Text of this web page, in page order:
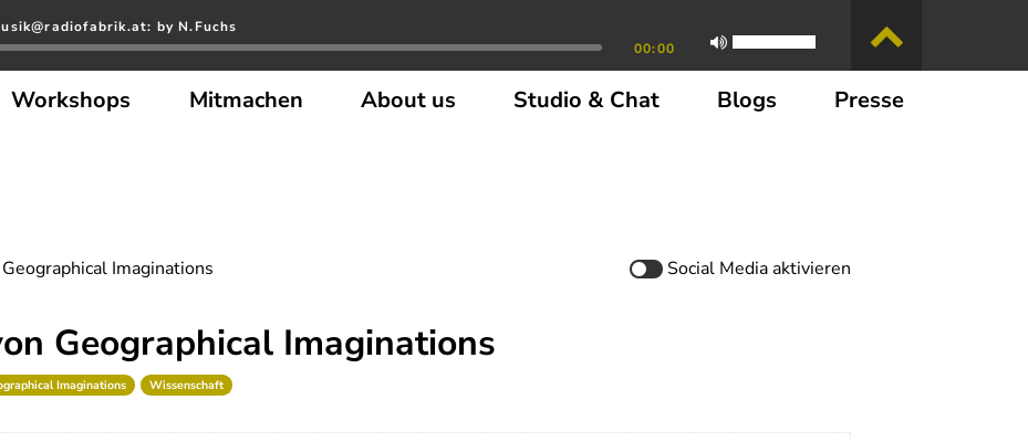
by N.Fuchs
00:00
Workshops Mitmachen About us Studio & Chat Blogs Presse
Imaginations Social Mediaaktivieren
Geographical Imaginations
Imaginations Wissenschaft